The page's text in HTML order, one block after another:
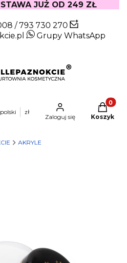
JUŻ OD 249 ZŁ
/793 730 270
Grupy WhatsApp
polski zł
Zaloguj się Koszyk
AKRYLE